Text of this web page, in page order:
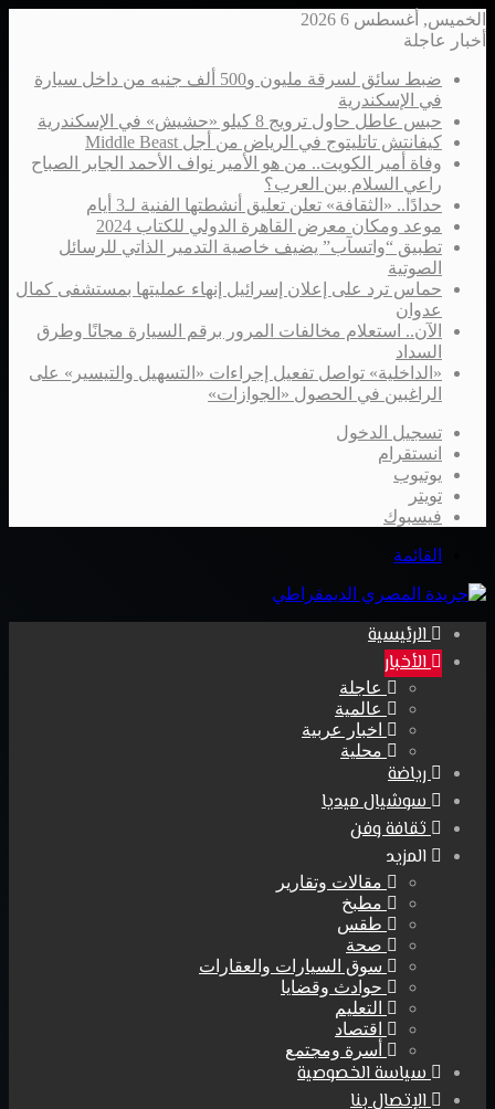
الخميس, أغسطس 6 2026
أخبار عاجلة
ضبط سائق لسرقة مليون و500 ألف جنيه من داخل سيارة
في الإسكندرية
حبس عاطل حاول ترويج 8 كيلو «حشيش» في الإسكندرية
كيفانتش تاتليتوج في الرياض من أجل Middle Beast
وفاة أمير الكويت.. من هو الأمير نواف الأحمد الجابر الصباح
راعي السلام بين العرب؟
حدادًا.. «الثقافة» تعلن تعليق أنشطتها الفنية لـ3 أيام
موعد ومكان معرض القاهرة الدولي للكتاب 2024
تطبيق “واتسآب” يضيف خاصية التدمير الذاتي للرسائل
الصوتية
حماس ترد على إعلان إسرائيل إنهاء عمليتها بمستشفى كمال
عدوان
الآن.. استعلام مخالفات المرور برقم السيارة مجانًا وطرق
السداد
«الداخلية» تواصل تفعيل إجراءات «التسهيل والتيسير» على
الراغبين في الحصول «الجوازات»
تسجيل الدخول
انستقرام
يوتيوب
تويتر
فيسبوك
القائمة
الرئيسية
الأخبار
عاجلة
عالمية
اخبار عربية
محلية
رياضة
سوشيال ميديا
ثقافة وفن
المزيد
مقالات وتقارير
مطبخ
طقس
صحة
سوق السيارات والعقارات
حوادث وقضايا
التعليم
اقتصاد
أسرة ومجتمع
سياسة الخصوصية
الإتصال بنا